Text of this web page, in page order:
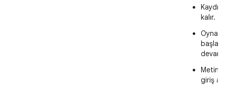
kalır.
devam
Metin
giriş